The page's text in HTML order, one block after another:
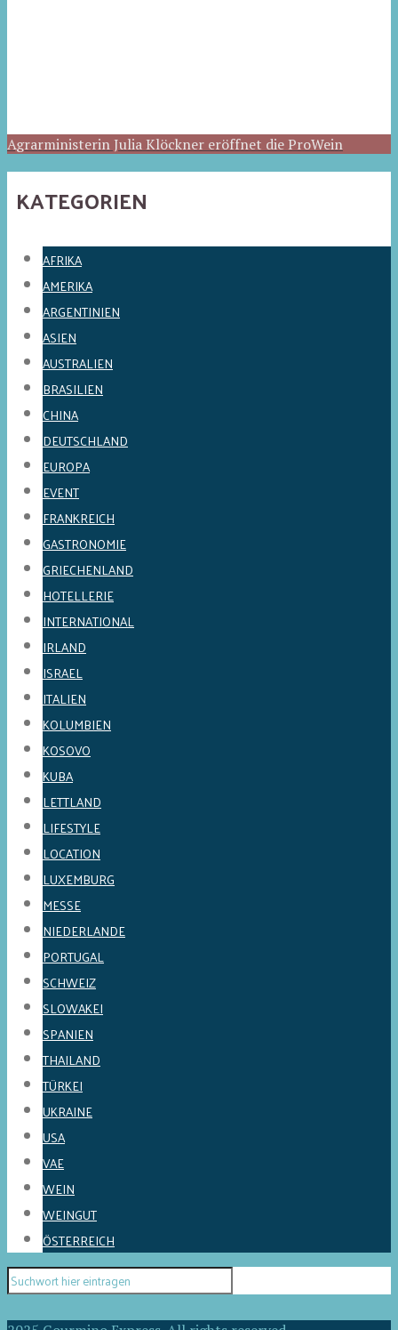
Agrarministerin Julia Klöckner eröffnet die ProWein
KATEGORIEN
AFRIKA
AMERIKA
ARGENTINIEN
ASIEN
AUSTRALIEN
BRASILIEN
CHINA
DEUTSCHLAND
EUROPA
EVENT
FRANKREICH
GASTRONOMIE
GRIECHENLAND
HOTELLERIE
INTERNATIONAL
IRLAND
ISRAEL
ITALIEN
KOLUMBIEN
KOSOVO
KUBA
LETTLAND
LIFESTYLE
LOCATION
LUXEMBURG
MESSE
NIEDERLANDE
PORTUGAL
SCHWEIZ
SLOWAKEI
SPANIEN
THAILAND
TÜRKEI
UKRAINE
USA
VAE
WEIN
WEINGUT
ÖSTERREICH